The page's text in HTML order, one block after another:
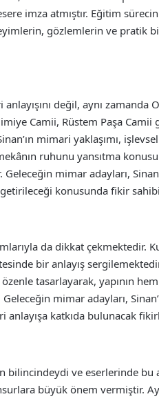
imza atmıştır. Eğitim
gözlemlerin ve pratik
değil, aynı zamanda
Camii, Rüstem Paşa Camii
mimari yaklaşımı,
ruhunu yansıtma
mimar adayları,
konusunda fikir
da dikkat çekmektedir.
bir anlayış
tasarlayarak, yapının
Geleceğin mimar adayları,
anlayışa katkıda bulunacak
ve eserlerinde bu
büyük önem vermiştir.